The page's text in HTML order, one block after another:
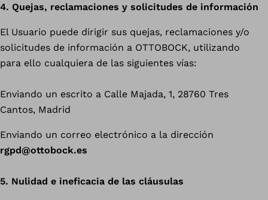
4. Quejas, reclamaciones y solicitudes de información
El Usuario puede dirigir sus quejas, reclamaciones y/o
solicitudes de información a OTTOBOCK, utilizando
para ello cualquiera de las siguientes vías:
Enviando un escrito a Calle Majada, 1, 28760 Tres
Cantos, Madrid
Enviando un correo electrónico a la dirección
rgpd@ottobock.es
5. Nulidad e ineficacia de las cláusulas